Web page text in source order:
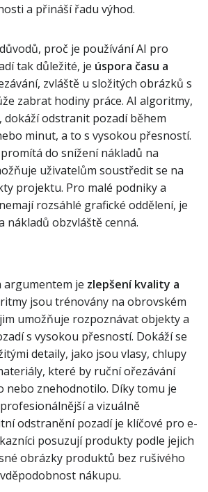
a přináší řadu výhod.
proč je používání AI pro
tak důležité, je úspora času a
zvláště u složitých obrázků s
zabrat hodiny práce. AI algoritmy,
odstranit pozadí během
minut, a to s vysokou přesností.
do snížení nákladů na
uživatelům soustředit se na
projektu. Pro malé podniky a
rozsáhlé grafické oddělení, je
nákladů obzvláště cenná.
argumentem je zlepšení kvality a
jsou trénovány na obrovském
umožňuje rozpoznávat objekty a
s vysokou přesností. Dokáží se
detaily, jako jsou vlasy, chlupy
které by ruční ořezávání
nebo znehodnotilo. Díky tomu je
a vizuálně
odstranění pozadí je klíčové pro e-
posuzují produkty podle jejich
obrázky produktů bez rušivého
nákupu.